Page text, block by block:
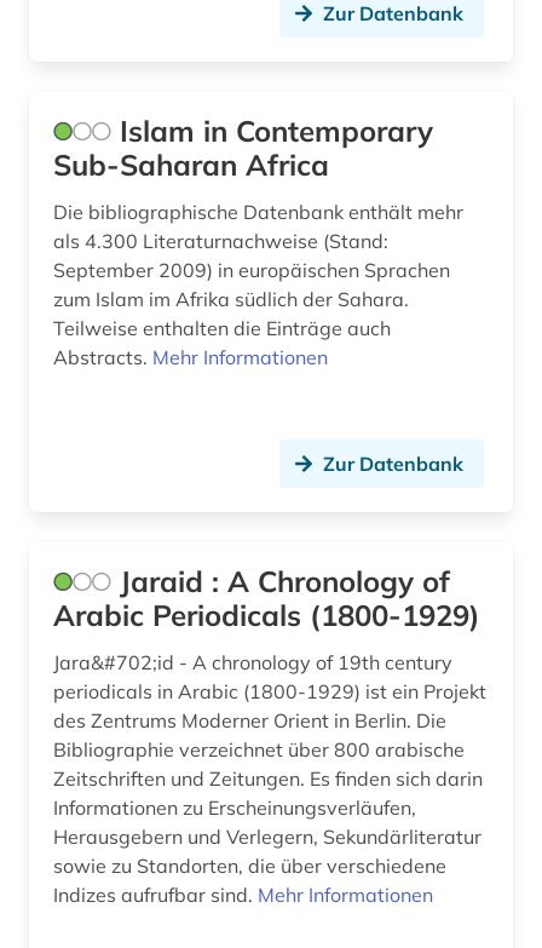
Zur Datenbank
Islam in Contemporary
Sub-Saharan Africa
Die bibliographische Datenbank enthält mehr
als 4.300 Literaturnachweise (Stand:
September 2009) in europäischen Sprachen
zum Islam im Afrika südlich der Sahara.
Teilweise enthalten die Einträge auch
Abstracts. Mehr Informationen
Zur Datenbank
Jaraid : A Chronology of
Arabic Periodicals (1800-1929)
Jara&#702;id - A chronology of 19th century
periodicals in Arabic (1800-1929) ist ein Projekt
des Zentrums Moderner Orient in Berlin. Die
Bibliographie verzeichnet über 800 arabische
Zeitschriften und Zeitungen. Es finden sich darin
Informationen zu Erscheinungsverläufen,
Herausgebern und Verlegern, Sekundärliteratur
sowie zu Standorten, die über verschiedene
Indizes aufrufbar sind. Mehr Informationen